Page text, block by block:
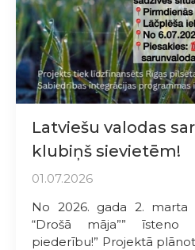
Latviešu valodas
klubiņš sievietēm!
01.07.2026
No 2026. gada 2. marta
“Drošā māja””
piederību!” Projektā